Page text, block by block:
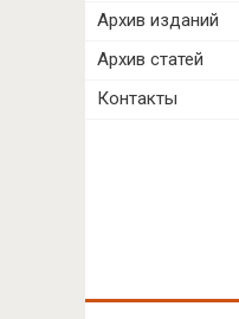
Архив изданий
Архив статей
Контакты